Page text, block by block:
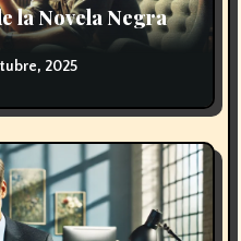
la Novela Negra
2025